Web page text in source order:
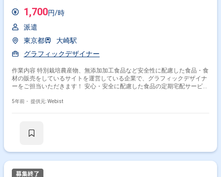
1,700円/時
派遣
東京都
大崎駅
グラフィックデザイナー
作業内容 特別栽培農産物、無添加加工食品など安全性に配慮した食品・食
材の販売をしているサイトを運営している企業で、グラフィックデザイナ
ーをご担当いただきます！ 安心・安全に配慮した食品の定期宅配サービス
ブランドを主軸とし、店舗販売や保育園への卸事業、食品ECコンサルティ
https://www.oisixradaichi.co.jp/ https://www.oisix.com/
＊部署平均年齢：20～30代前半 【在宅勤務について】 水・木は出社、そ
5年前・ 提供元: Webist